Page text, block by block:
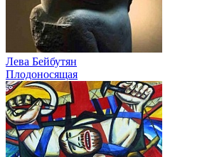
Лева Бейбутян
Плодоносящая